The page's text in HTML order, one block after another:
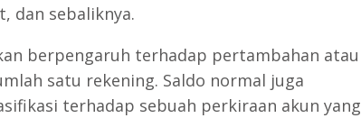
dan sebaliknya.
berpengaruh terhadap pertambahan atau
satu rekening. Saldo normal juga
terhadap sebuah perkiraan akun yang